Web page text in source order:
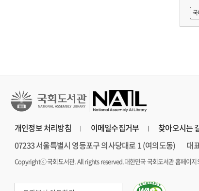
쟁
개인정보 처리방침 이메일수집거부 찾아오시는
07233 서울특별시 영등포구 의사당대로 1 (여의도동)
대
Copyrightⓒ 국회도서관. All rights reserved.대한민국 국회도서관 홈페이